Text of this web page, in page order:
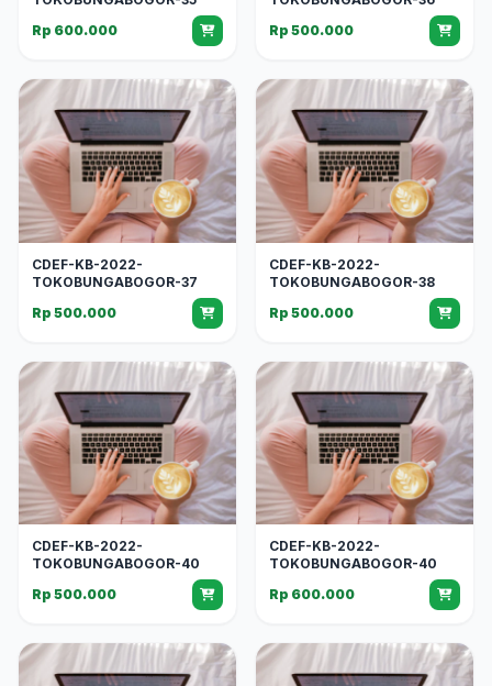
Rp 600.000
Rp 500.000
CDEF-KB-2022-
TOKOBUNGABOGOR-37
Rp 500.000
CDEF-KB-2022-
TOKOBUNGABOGOR-38
Rp 500.000
CDEF-KB-2022-
TOKOBUNGABOGOR-40
Rp 500.000
CDEF-KB-2022-
TOKOBUNGABOGOR-40
Rp 600.000